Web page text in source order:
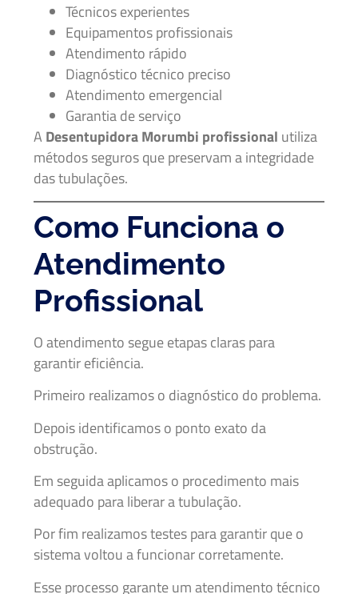
Técnicos experientes
Equipamentos profissionais
Atendimento rápido
Diagnóstico técnico preciso
Atendimento emergencial
Garantia de serviço
A Desentupidora Morumbi profissional utiliza
métodos seguros que preservam a integridade
das tubulações.
Como Funciona o
Atendimento
Profissional
O atendimento segue etapas claras para
garantir eficiência.
Primeiro realizamos o diagnóstico do problema.
Depois identificamos o ponto exato da
obstrução.
Em seguida aplicamos o procedimento mais
adequado para liberar a tubulação.
Por fim realizamos testes para garantir que o
sistema voltou a funcionar corretamente.
Esse processo garante um atendimento técnico